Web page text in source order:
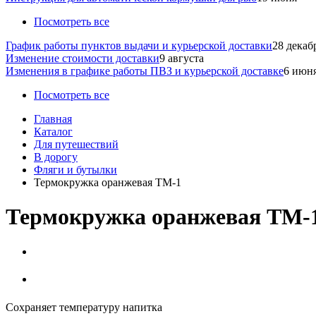
Посмотреть все
График работы пунктов выдачи и курьерской доставки28
Изменение стоимости доставки9 августа
Изменения в графике работы ПВЗ и курьерской доставке6
Посмотреть все
Главная
Каталог
Для путешествий
В дорогу
Фляги и бутылки
Термокружка оранжевая TM-1
Термокружка оранжевая TM-
Сохраняет температуру напитка